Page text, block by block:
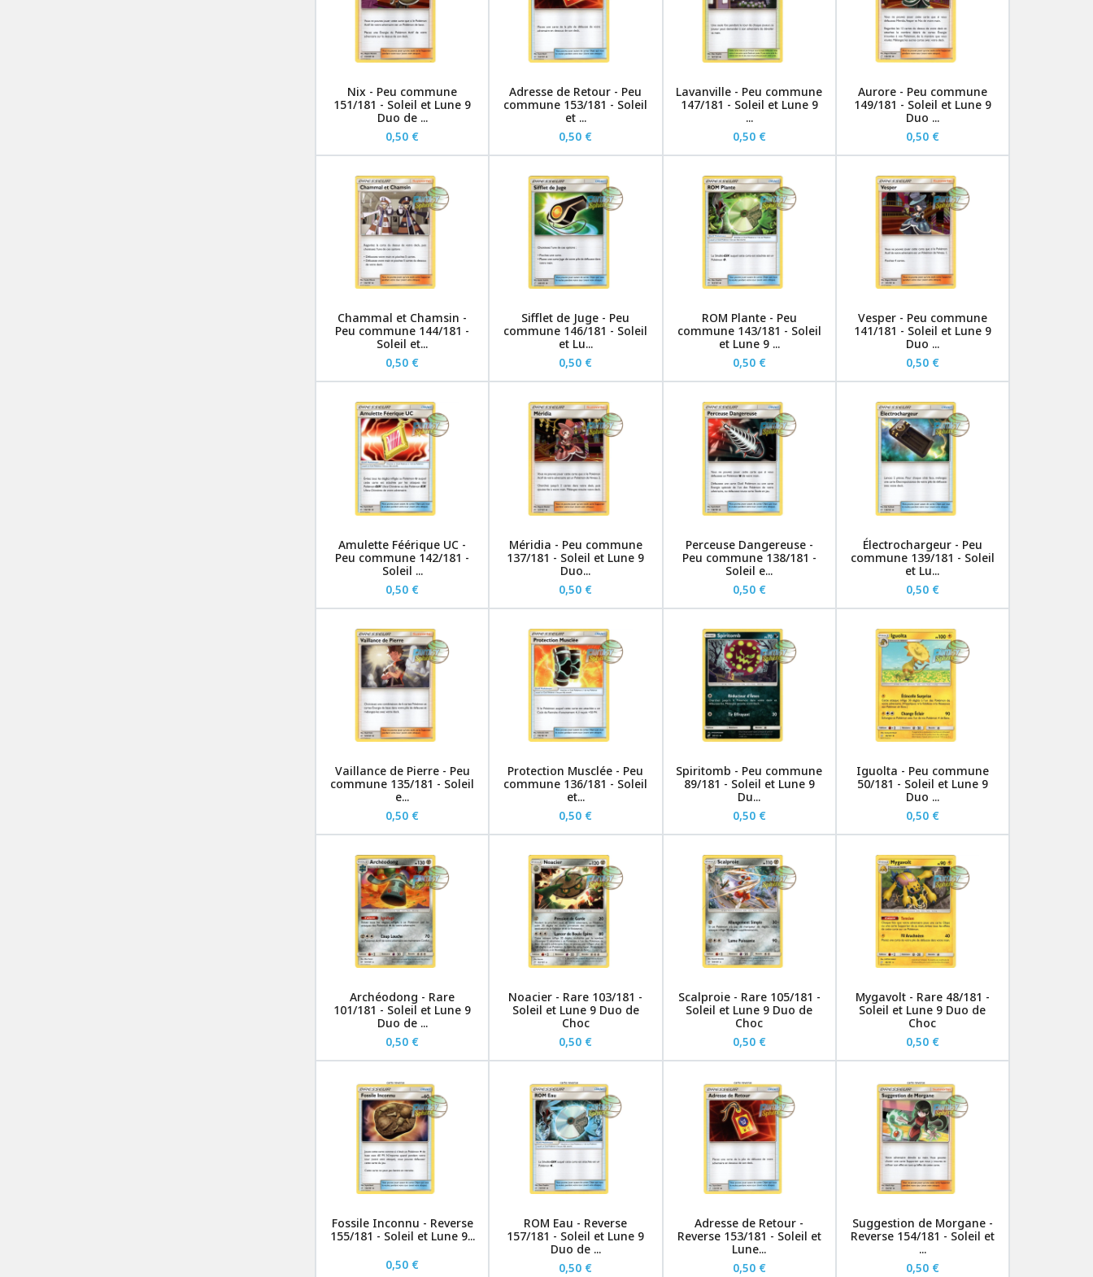
Nix - Peu commune
151/181 - Soleil et Lune 9
Duo de ...
0,50 €
Adresse de Retour - Peu
commune 153/181 - Soleil
et ...
0,50 €
Lavanville - Peu commune
147/181 - Soleil et Lune 9
...
0,50 €
Aurore - Peu commune
149/181 - Soleil et Lune 9
Duo ...
0,50 €
Chammal et Chamsin -
Peu commune 144/181 -
Soleil et...
0,50 €
Sifflet de Juge - Peu
commune 146/181 - Soleil
et Lu...
0,50 €
ROM Plante - Peu
commune 143/181 - Soleil
et Lune 9 ...
0,50 €
Vesper - Peu commune
141/181 - Soleil et Lune 9
Duo ...
0,50 €
Amulette Féérique UC -
Peu commune 142/181 -
Soleil ...
0,50 €
Méridia - Peu commune
137/181 - Soleil et Lune 9
Duo...
0,50 €
Perceuse Dangereuse -
Peu commune 138/181 -
Soleil e...
0,50 €
Électrochargeur - Peu
commune 139/181 - Soleil
et Lu...
0,50 €
Vaillance de Pierre - Peu
commune 135/181 - Soleil
e...
0,50 €
Protection Musclée - Peu
commune 136/181 - Soleil
et...
0,50 €
Spiritomb - Peu commune
89/181 - Soleil et Lune 9
Du...
0,50 €
Iguolta - Peu commune
50/181 - Soleil et Lune 9
Duo ...
0,50 €
Archéodong - Rare
101/181 - Soleil et Lune 9
Duo de ...
0,50 €
Noacier - Rare 103/181 -
Soleil et Lune 9 Duo de
Choc
0,50 €
Scalproie - Rare 105/181 -
Soleil et Lune 9 Duo de
Choc
0,50 €
Mygavolt - Rare 48/181 -
Soleil et Lune 9 Duo de
Choc
0,50 €
Fossile Inconnu - Reverse
155/181 - Soleil et Lune 9...
0,50 €
ROM Eau - Reverse
157/181 - Soleil et Lune 9
Duo de ...
0,50 €
Adresse de Retour -
Reverse 153/181 - Soleil et
Lune...
0,50 €
Suggestion de Morgane -
Reverse 154/181 - Soleil et
...
0,50 €